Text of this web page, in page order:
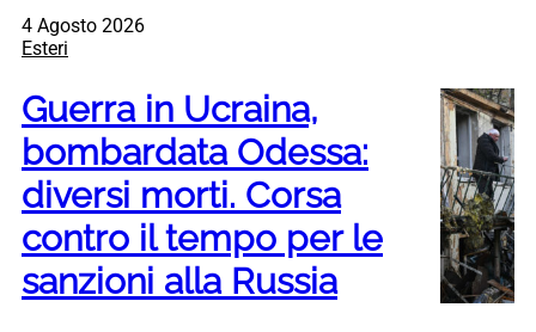
4 Agosto 2026
Esteri
Guerra in Ucraina,
bombardata Odessa:
diversi morti. Corsa
contro il tempo per le
sanzioni alla Russia